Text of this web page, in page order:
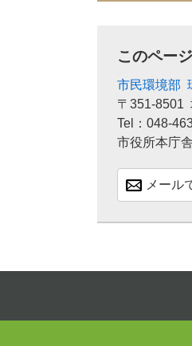
このペー
市民環境部
〒351-8501
Tel：048-
市役所本庁
メール